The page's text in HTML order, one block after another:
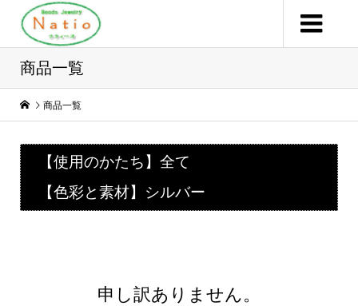
商品一覧
商品一覧
【使用のかたち】全て
【色彩と素材】シルバー
申し訳ありません。